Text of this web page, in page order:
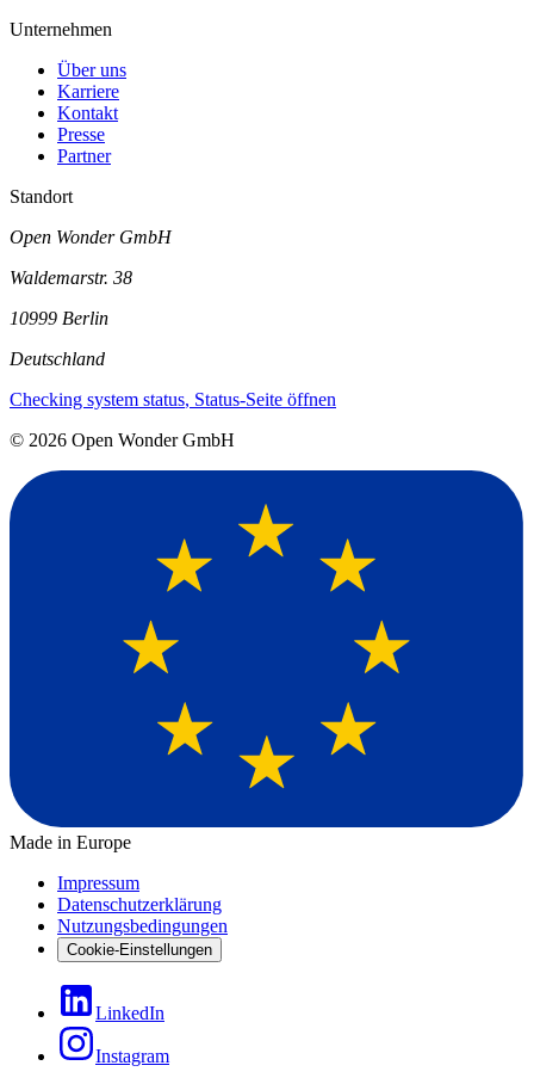
Unternehmen
Über uns
Karriere
Kontakt
Presse
Partner
Standort
Open Wonder GmbH
Waldemarstr. 38
10999 Berlin
Deutschland
Checking system status, Status-Seite öffnen
© 2026 Open Wonder GmbH
Made in Europe
Impressum
Datenschutzerklärung
Nutzungsbedingungen
Cookie-Einstellungen
LinkedIn
Instagram